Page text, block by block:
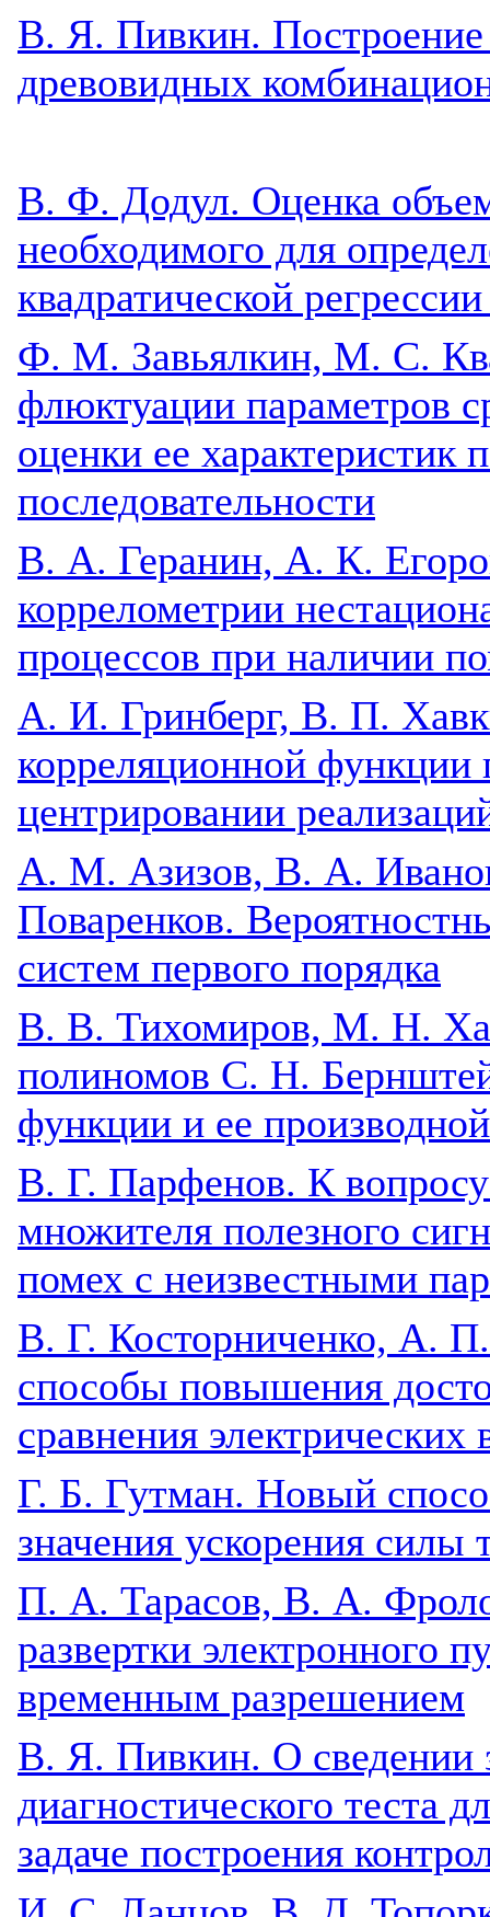
B. Я. Пивкин. Построение
древовидных
В. Ф. Додул. Оценка
необходимого для
квадратической
Ф. М. Завьялкин, М. С.
флюктуации параметров
оценки ее характеристик
последовательности
В. А. Геранин, А. К.
коррелометрии
процессов при наличии
А. И. Гринберг, В. П.
корреляционной функции
центрировании
A. М. Азизов, В. А.
Поваренков.
систем первого порядка
B. В. Тихомиров, М. Н.
полиномов С. Н.
функции и ее производной
В. Г. Парфенов. К
множителя полезного
помех с неизвестными
В. Г. Косторниченко, А.
способы повышения
сравнения электрических
Г. Б. Гутман. Новый
значения ускорения силы
П. А. Тарасов, В. А.
развертки электронного
временным разрешением
В. Я. Пивкин. О сведении
диагностического теста
задаче построения